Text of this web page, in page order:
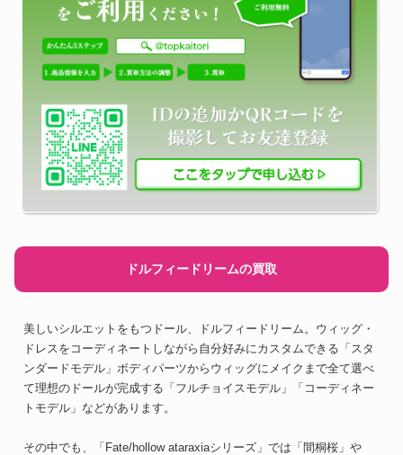
ドルフィードリームの買取
美しいシルエットをもつドール、ドルフィードリーム。ウィッグ・
ドレスをコーディネートしながら自分好みにカスタムできる「スタ
ンダードモデル」ボディパーツからウィッグにメイクまで全て選べ
て理想のドールが完成する「フルチョイスモデル」「コーディネー
トモデル」などがあります。
その中でも、「Fate/hollow ataraxiaシリーズ」では「間桐桜」や